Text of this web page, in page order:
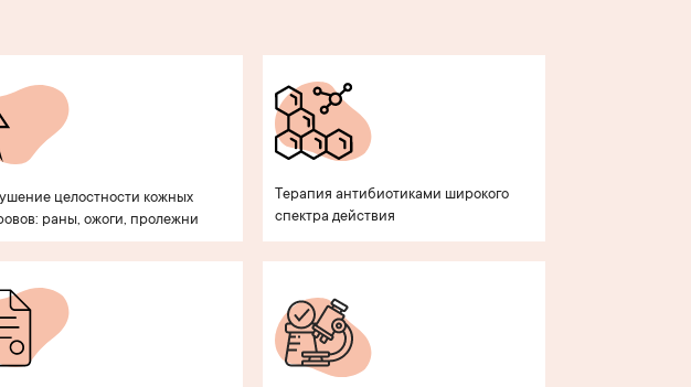
целостности кожных
раны, ожоги, пролежни
Терапия антибиотиками широкого
спектра действия